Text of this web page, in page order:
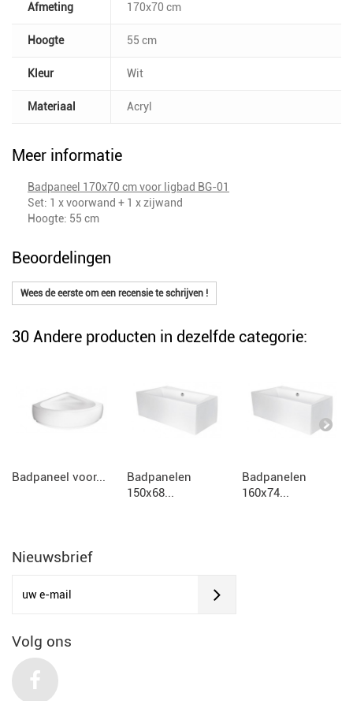
Afmeting 170x70 cm
Hoogte 55 cm
Kleur Wit
Materiaal Acryl
Meer informatie
Badpaneel 170x70 cm voor ligbad BG-01
Set: 1 x voorwand + 1 x zijwand
Hoogte: 55 cm
Beoordelingen
Wees de eerste om een recensie te schrijven !
30 Andere producten in dezelfde categorie:
Badpaneel voor...
Badpanelen
150x68...
Badpanelen
160x74...
Nieuwsbrief
Volg ons